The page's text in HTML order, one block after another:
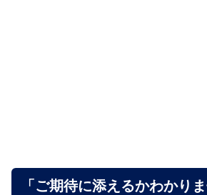
「ご期待に添えるかわかり